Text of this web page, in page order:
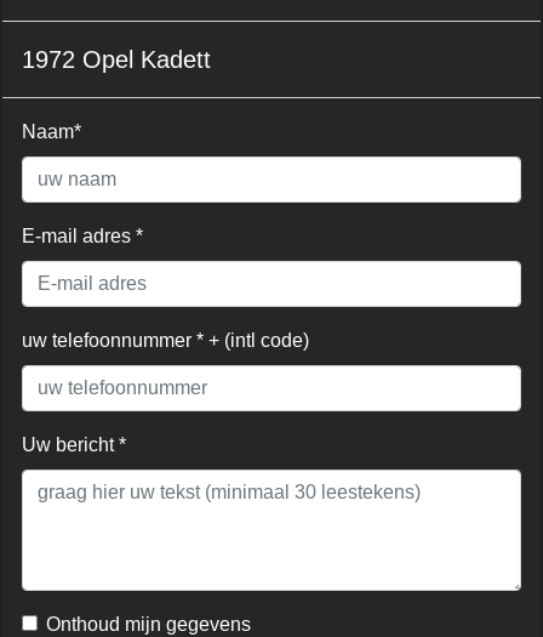
1972 Opel Kadett
Naam*
E-mail adres *
uw telefoonnummer * + (intl code)
Uw bericht *
Onthoud mijn gegevens